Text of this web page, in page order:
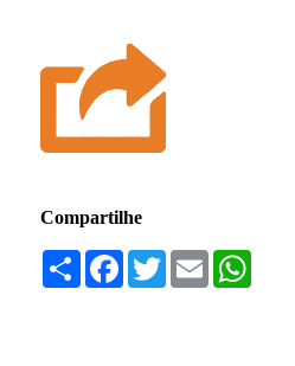
Compartilhe
Compartilhar
Facebook
TwitterEmail